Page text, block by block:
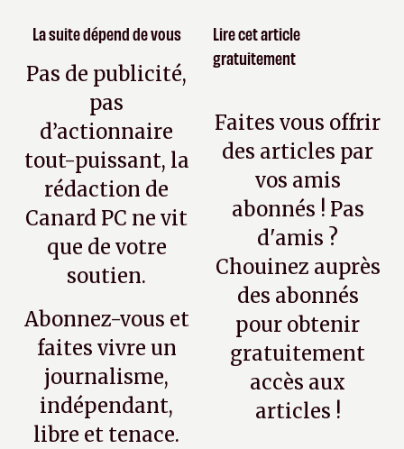
La suite dépend de vous
Pas de publicité,
pas
d’actionnaire
tout-puissant, la
rédaction de
Canard PC ne vit
que de votre
soutien.
Abonnez-vous et
faites vivre un
journalisme,
indépendant,
libre et tenace.
Lire cet article
gratuitement
Faites vous offrir
des articles par
vos amis
abonnés ! Pas
d'amis ?
Chouinez auprès
des abonnés
pour obtenir
gratuitement
accès aux
articles !